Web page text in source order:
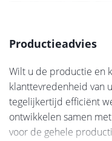
Productieadvies
Wilt u de productie en
klanttevredenheid van
tegelijkertijd efficiënt
ontwikkelen samen
voor de gehele